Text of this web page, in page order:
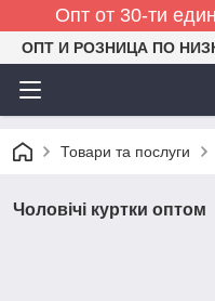
Опт от 30-ти
ОПТ И РОЗНИЦА ПО
Товари та послуги
Чоловічі куртки оптом